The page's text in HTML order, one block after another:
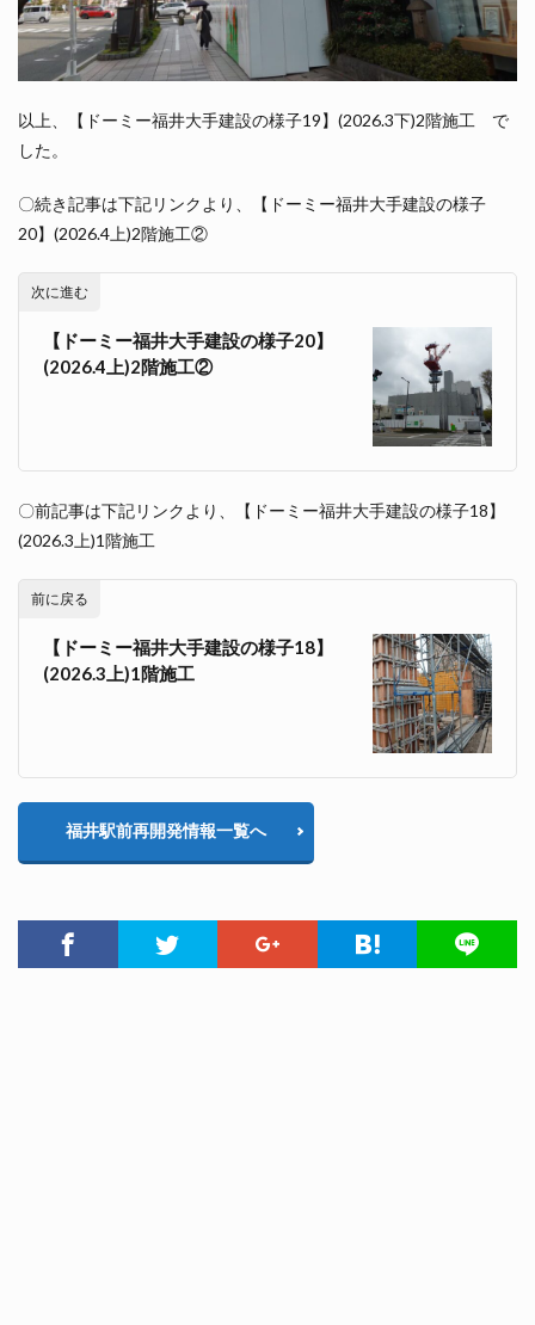
以上、【ドーミー福井大手建設の様子19】(2026.3下)2階施工 で
した。
〇続き記事は下記リンクより、【ドーミー福井大手建設の様子
20】(2026.4上)2階施工②
次に進む
【ドーミー福井大手建設の様子20】
(2026.4上)2階施工②
〇前記事は下記リンクより、【ドーミー福井大手建設の様子18】
(2026.3上)1階施工
前に戻る
【ドーミー福井大手建設の様子18】
(2026.3上)1階施工
福井駅前再開発情報一覧へ